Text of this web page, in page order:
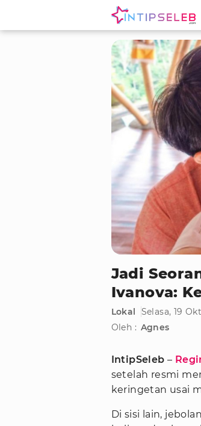
Jadi
Ivanova:
Lokal
Selasa, 19
Oleh : Agnes
IntipSeleb –
setelah resmi
keringetan usai
Di sisi lain,